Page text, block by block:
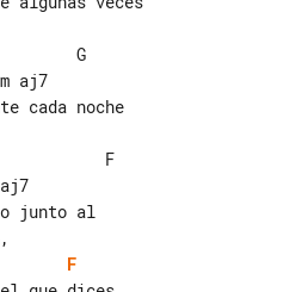
cada noche
junto al
F